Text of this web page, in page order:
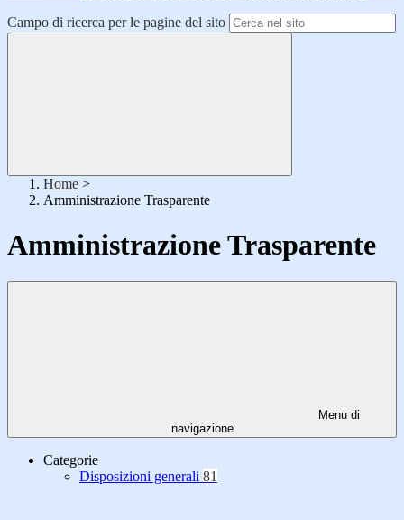
Campo di ricerca per le pagine del sito
Home >
Amministrazione Trasparente
Amministrazione Trasparente
Menu di
navigazione
Categorie
Disposizioni generali 81